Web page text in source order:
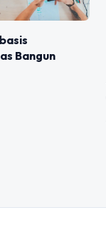
Bangun